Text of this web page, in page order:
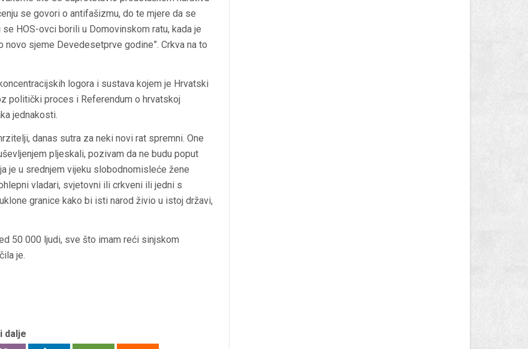
se govori o antifašizmu, do te mjere da se
HOS-ovci borili u Domovinskom ratu, kada je
novo sjeme Devedesetprve godine”. Crkva na to
logora i sustava kojem je Hrvatski
politički proces i Referendum o hrvatskoj
jednakosti.
danas sutra za neki novi rat spremni. One
pljeskali, pozivam da ne budu poput
je u srednjem vijeku slobodnomisleće žene
vladari, svjetovni ili crkveni ili jedni s
granice kako bi isti narod živio u istoj državi,
50 000 ljudi, sve što imam reći sinjskom
je.
dalje